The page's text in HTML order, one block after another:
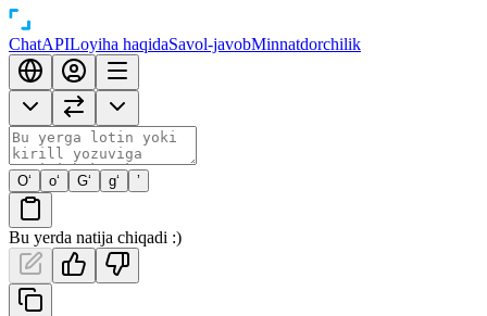
ChatAPILoyiha haqidaSavol-javobMinnatdorchilik
O‘ o‘ G‘ g‘ ’
Bu yerda natija chiqadi :)